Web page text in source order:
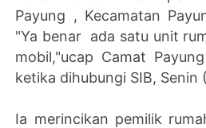
Payung , Kecamatan
"Ya benar ada satu unit
mobil,"ucap Camat
ketika dihubungi SIB, Senin
Ia merincikan pemilik